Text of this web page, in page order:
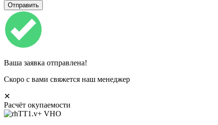
Ваша заявка отправлена!
Скоро с вами свяжется наш менеджер
✕
Расчёт окупаемости